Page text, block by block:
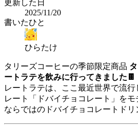
更新した日
2025/11/20
書いたひと
ひらたけ
タリーズコーヒーの季節限定商品
ートラテを飲みに行ってきました🍫
レートラテは、ここ最近世界で流
レート「ドバイチョコレート」を
ならではのドバイチョコレートドリ